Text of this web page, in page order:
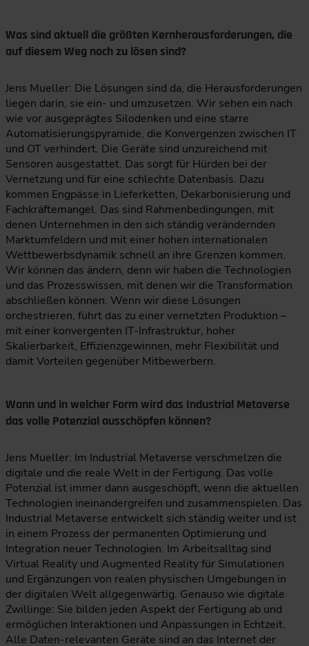
Was sind aktuell die größten Kernherausforderungen, die
auf diesem Weg noch zu lösen sind?
Jens Mueller: Die Lösungen sind da, die Herausforderungen
liegen darin, sie ein- und umzusetzen. Wir sehen ein nach
wie vor ausgeprägtes Silodenken und eine starre
Automatisierungspyramide, die Konvergenzen zwischen IT
und OT verhindert. Die Geräte sind unzureichend mit
Sensoren ausgestattet. Das sorgt für Hürden bei der
Vernetzung und für eine schlechte Datenbasis. Dazu
kommen Engpässe in Lieferketten, Dekarbonisierung und
Fachkräftemangel. Das sind Rahmenbedingungen, mit
denen Unternehmen in den sich ständig verändernden
Marktumfeldern und mit einer hohen internationalen
Wettbewerbsdynamik schnell an ihre Grenzen kommen.
Wir können das ändern, denn wir haben die Technologien
und das Prozesswissen, mit denen wir die Transformation
abschließen können. Wenn wir diese Lösungen
orchestrieren, führt das zu einer vernetzten Produktion –
mit einer konvergenten IT-Infrastruktur, hoher
Skalierbarkeit, Effizienzgewinnen, mehr Flexibilität und
damit Vorteilen gegenüber Mitbewerbern.
Wann und in welcher Form wird das Industrial Metaverse
das volle Potenzial ausschöpfen können?
Jens Mueller: Im Industrial Metaverse verschmelzen die
digitale und die reale Welt in der Fertigung. Das volle
Potenzial ist immer dann ausgeschöpft, wenn die aktuellen
Technologien ineinandergreifen und zusammenspielen. Das
Industrial Metaverse entwickelt sich ständig weiter und ist
in einem Prozess der permanenten Optimierung und
Integration neuer Technologien. Im Arbeitsalltag sind
Virtual Reality und Augmented Reality für Simulationen
und Ergänzungen von realen physischen Umgebungen in
der digitalen Welt allgegenwärtig. Genauso wie digitale
Zwillinge: Sie bilden jeden Aspekt der Fertigung ab und
ermöglichen Interaktionen und Anpassungen in Echtzeit.
Alle Daten-relevanten Geräte sind an das Internet der